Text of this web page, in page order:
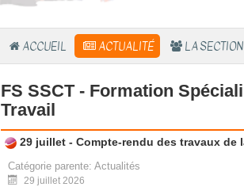
ACCUEIL ACTUALITÉ LA SECTION
FS SSCT - Formation
Travail
29 juillet - Compte-rendu des travaux de
Catégorie parente: Actualités
29 juillet 2026